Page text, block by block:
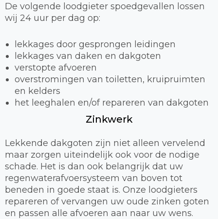
De volgende loodgieter spoedgevallen lossen
wij 24 uur per dag op:
lekkages door gesprongen leidingen
lekkages van daken en dakgoten
verstopte afvoeren
overstromingen van toiletten, kruipruimten
en kelders
het leeghalen en/of repareren van dakgoten
Zinkwerk
Lekkende dakgoten zijn niet alleen vervelend
maar zorgen uiteindelijk ook voor de nodige
schade. Het is dan ook belangrijk dat uw
regenwaterafvoersysteem van boven tot
beneden in goede staat is. Onze loodgieters
repareren of vervangen uw oude zinken goten
en passen alle afvoeren aan naar uw wens.